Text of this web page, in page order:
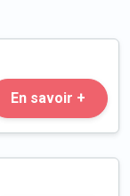
En savoir +